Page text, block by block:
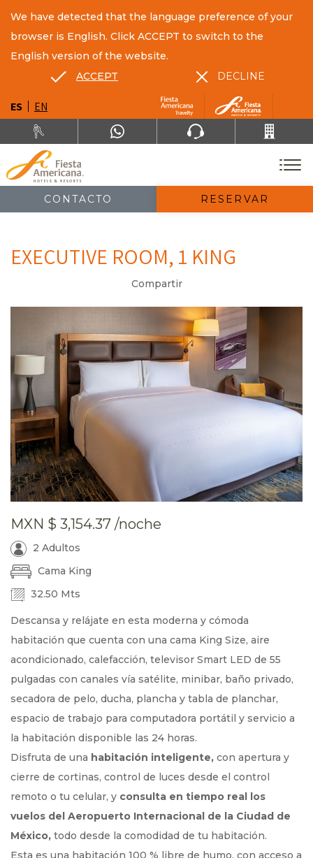
ES EN
CONTACTO RESERVAR
We have detected that the language preference of your
browser is English. Click ACCEPT to switch to the
English version of the website.
ACCEPT
DECLINE
EXECUTIVE ROOM, 1 KING
Compartir
MXN $ 3,154.37 /noche
2 Adultos
Cama King
32.50 Mts
Descansa y relájate en esta moderna y cómoda
habitación que cuenta con una cama King Size, aire
acondicionado, calefacción, televisor Smart LED de 55
pulgadas con canales vía satélite, minibar, baño privado,
secadora de pelo, ducha, plancha y tabla de planchar,
espacio de trabajo para computadora portátil y servicio a
la habitación disponible las 24 horas.
Disfruta de una habitación inteligente, con apertura y
cierre de cortinas, control de luces desde el control
remoto o tu celular, y consulta en tiempo real los
vuelos del Aeropuerto Internacional de la Ciudad de
México, todo desde la comodidad de tu habitación.
Esta es una habitación 100 % libre de humo, con acceso a